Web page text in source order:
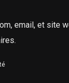
email, et site